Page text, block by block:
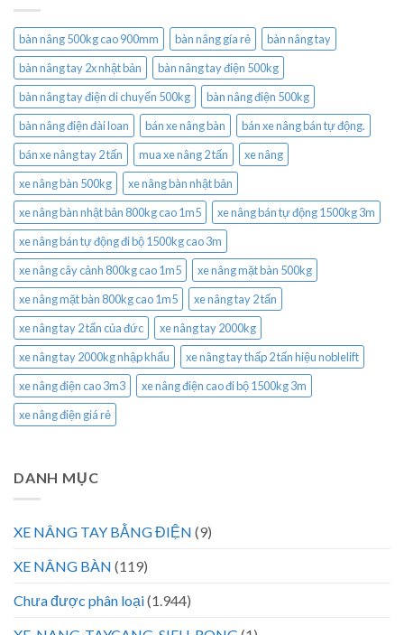
bàn nâng 500kg cao 900mm bàn nâng gía rẻ
bàn nâng tay
bàn nâng tay 2x nhật bản
bàn nâng tay điện 500kg
bàn nâng tay điện di chuyển 500kg
bàn nâng điện 500kg
bàn nâng điện đài loan
bán xe nâng bàn
bán xe nâng bán tự động.
bán xe nâng tay 2 tấn
mua xe nâng 2 tấn
xe nâng
xe nâng bàn 500kg
xe nâng bàn nhật bản
xe nâng bàn nhật bản 800kg cao 1m5
xe nâng bán tự động 1500kg 3m
xe nâng bán tự động đi bộ 1500kg cao 3m
xe nâng cây cảnh 800kg cao 1m5
xe nâng mặt bàn 500kg
xe nâng mặt bàn 800kg cao 1m5
xe nâng tay 2 tấn
xe nâng tay 2 tấn của đức
xe nâng tay 2000kg
xe nâng tay 2000kg nhập khẩu
xe nâng tay thấp 2 tấn hiệu noblelift
xe nâng điện cao 3m3
xe nâng điện cao đi bộ 1500kg 3m
xe nâng điện giá rẻ
DANH MỤC
XE NÂNG TAY BẰNG ĐIỆN (9)
XE NÂNG BÀN (119)
Chưa được phân loại(1.944)